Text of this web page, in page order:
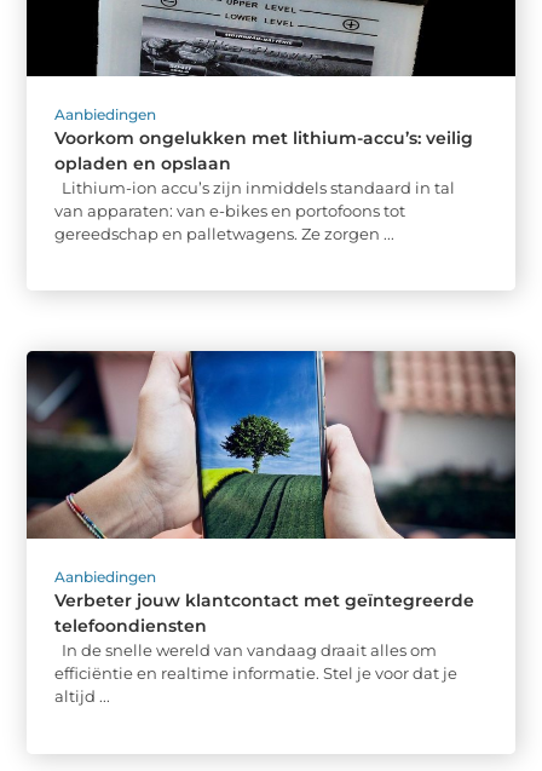
Aanbiedingen
Voorkom ongelukken met lithium-accu’s: veilig
opladen en opslaan
Lithium-ion accu’s zijn inmiddels standaard in tal
van apparaten: van e-bikes en portofoons tot
gereedschap en palletwagens. Ze zorgen ...
Aanbiedingen
Verbeter jouw klantcontact met geïntegreerde
telefoondiensten
In de snelle wereld van vandaag draait alles om
efficiëntie en realtime informatie. Stel je voor dat je
altijd ...